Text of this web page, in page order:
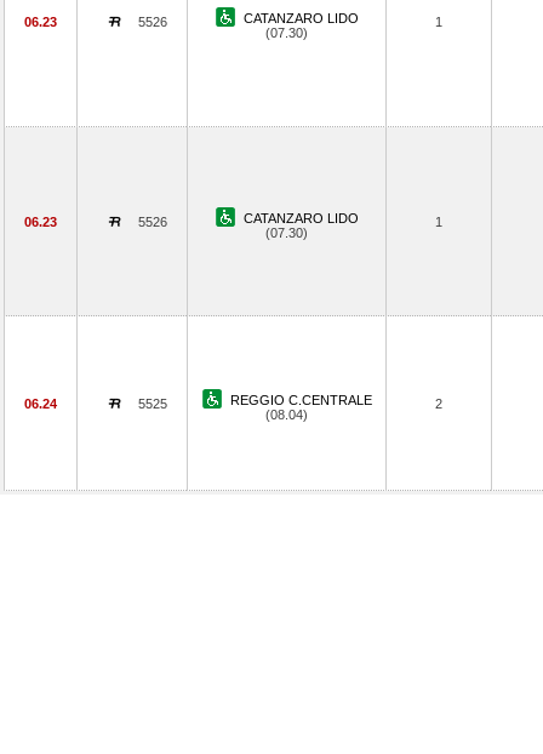
06.23 5526
CATANZARO LIDO
(07.30)
1
06.23 5526
CATANZARO LIDO
(07.30)
1
06.24 5525
REGGIO C.CENTRALE
(08.04)
2